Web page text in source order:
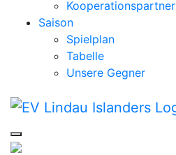
Kooperationspartner
Saison
Spielplan
Tabelle
Unsere Gegner